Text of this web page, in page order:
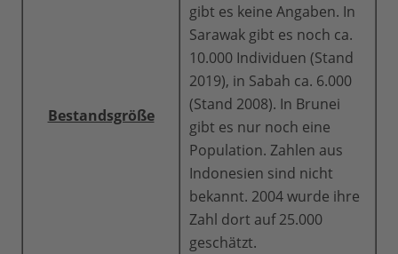
Bestandsgröße
gibt es keine Angaben. In
Sarawak gibt es noch ca.
10.000 Individuen (Stand
2019), in Sabah ca. 6.000
(Stand 2008). In Brunei
gibt es nur noch eine
Population. Zahlen aus
Indonesien sind nicht
bekannt. 2004 wurde ihre
Zahl dort auf 25.000
geschätzt.